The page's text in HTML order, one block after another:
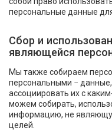
персональные данные
Сбор и
являющейся
Мы также собираем
персональными −
ассоциировать их с
можем собирать,
информацию, не
целей.